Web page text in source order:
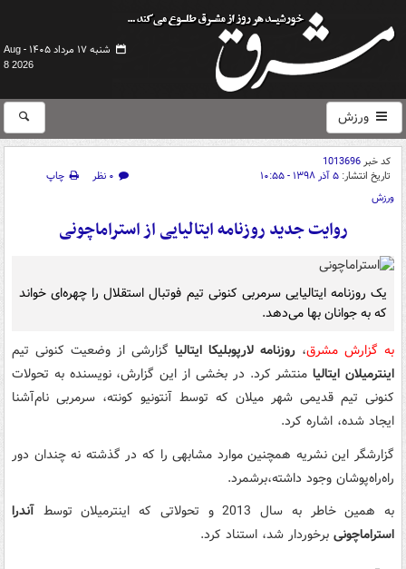
شنبه ۱۷ مرداد ۱۴۰۵ -
Aug
8 2026
ورزش
کد خبر1013696
تاریخ انتشار: ۵ آذر ۱۳۹۸ - ۱۰:۵۵ ۰ نظر
چاپ
ورزش
روایت جدید روزنامه ایتالیایی از استراماچونی
یک روزنامه ایتالیایی سرمربی کنونی تیم فوتبال استقلال را چهره‌ای خواند
که به جوانان بها می‌دهد.
به گزارش مشرق، روزنامه لارپوبلیکا ایتالیا گزارشی از وضعیت کنونی تیم
اینترمیلان ایتالیا منتشر کرد. در بخشی از این گزارش، نویسنده به تحولات
کنونی تیم قدیمی شهر میلان که توسط آنتونیو کونته، سرمربی نام‌آشنا
ایجاد شده، اشاره کرد.
گزارشگر این نشریه همچنین موارد مشابهی را که در گذشته نه چندان دور
راه‌راه‌پوشان وجود داشته،برشمرد.
به همین خاطر به سال 2013 و تحولاتی که اینترمیلان توسط
آندرا
استراماچونی برخوردار شد، استناد کرد.